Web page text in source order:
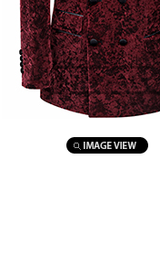
마우스를 올려보세요